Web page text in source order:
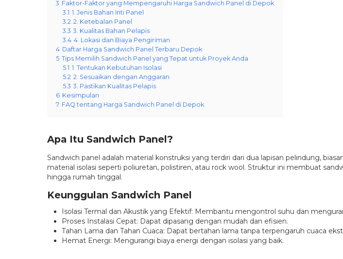
3 Faktor-Faktor yang Mempengaruhi Harga Sandwich Panel di Depok
3.1 1. Jenis Bahan Inti Panel
3.2 2. Ketebalan Panel
3.3 3. Kualitas Bahan Pelapis
3.4 4. Lokasi dan Biaya Pengiriman
4 Daftar Harga Sandwich Panel Terbaru Depok
5 Tips Memilih Sandwich Panel yang Tepat untuk Proyek Anda
5.1 1. Tentukan Kebutuhan Isolasi
5.2 2. Sesuaikan dengan Anggaran
5.3 3. Pastikan Kualitas Pelapis
6 Kesimpulan
7 FAQ tentang Harga Sandwich Panel di Depok
Apa Itu Sandwich Panel?
Sandwich panel adalah material konstruksi yang terdiri dari dua lapisan pelindung,
material isolasi seperti poliuretan, polistiren, atau rock wool. Struktur ini membuat
hingga rumah tinggal.
Keunggulan Sandwich Panel
Isolasi Termal dan Akustik yang Efektif: Membantu mengontrol suhu dan
Proses Instalasi Cepat: Dapat dipasang dengan mudah dan efisien.
Tahan Lama dan Tahan Cuaca: Dapat bertahan lama tanpa terpengaruh cuaca
Hemat Energi: Mengurangi biaya energi dengan isolasi yang baik.